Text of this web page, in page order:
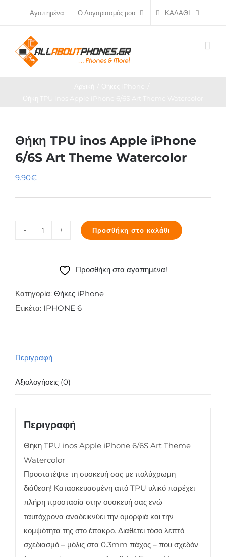
περιεχόμενο
Αγαπημένα Ο Λογαριασμός μου ΚΑΛΆΘΙ
Θήκη TPU inos Apple iPhone
6/6S Art Theme Watercolor
9.90€
iPhone
6/6S
ποσότητα
Προσθήκη στο καλάθι
Προσθήκη στα αγαπημένα!
Κατηγορία: Θήκες iPhone
Ετικέτα: IPHONE 6
Περιγραφή
Αξιολογήσεις (0)
Περιγραφή
Θήκη TPU inos Apple iPhone 6/6S Art Theme
Watercolor
Προστατέψτε τη συσκευή σας με πολύχρωμη
διάθεση! Κατασκευασμένη από TPU υλικό παρέχει
πλήρη προστασία στην συσκευή σας ενώ
ταυτόχρονα αναδεικνύει την ομορφιά και την
κομψότητα της στο έπακρο. Διαθέτει τόσο λεπτό
σχεδιασμό – μόλις στα 0.3mm πάχος – που σχεδόν